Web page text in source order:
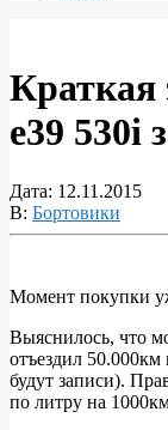
Краткая
e39 530i
Дата: 12.11.2015
В: Бортовики
Краткая
BMW
Момент покупки
Выяснилось, что
отъездил 50.000км
будут записи).
по литру на